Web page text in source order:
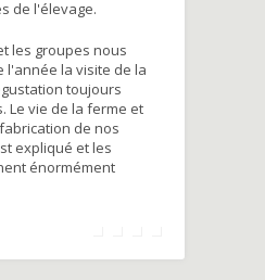
de l'élevage.
les groupes nous
l'année la visite de la
toujours
Le vie de la ferme et
de nos
expliqué et les
énormément